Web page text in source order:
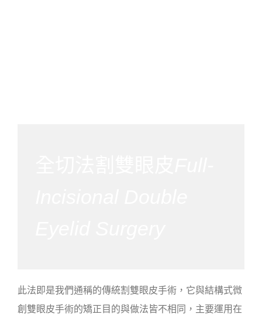
此法即是我們通稱的傳統割雙眼皮手術，它與結構式微
創雙眼皮手術的矯正目的與做法皆不相同，主要運用在